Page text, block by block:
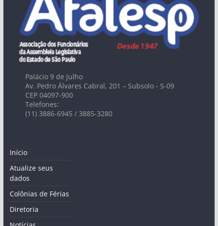
Palácio 9 de Julho
Av. Pedro Álvares Cabral, 201 – Subsolo - S-09
CEP 04097-900
Telefones:
(11) 3886-6945 / 3885-3280
Início
Atualize seus
dados
Colônias de Férias
Diretoria